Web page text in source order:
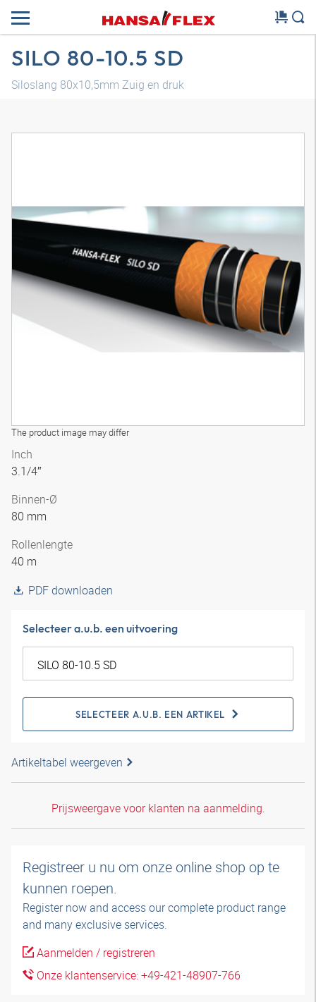
SILO 80-10.5 SD
Siloslang 80x10,5mm Zuig en druk
The product image may differ
Inch
3.1/4″
Binnen-Ø
80 mm
Rollenlengte
40 m
PDF downloaden
Selecteer a.u.b. een uitvoering
SELECTEER A.U.B. EEN ARTIKEL
Artikeltabel weergeven
Prijsweergave voor klanten na aanmelding.
Registreer u nu om onze online shop op te
kunnen roepen.
Register now and access our complete product range
and many exclusive services.
Aanmelden / registreren
Onze klantenservice: +49-421-48907-766